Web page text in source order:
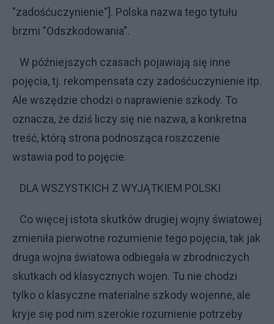
"zadośćuczynienie"]. Polska nazwa tego tytułu
brzmi "Odszkodowania".
W późniejszych czasach pojawiają się inne
pojęcia, tj. rekompensata czy zadośćuczynienie itp.
Ale wszędzie chodzi o naprawienie szkody. To
oznacza, że dziś liczy się nie nazwa, a konkretna
treść, którą strona podnosząca roszczenie
wstawia pod to pojęcie.
DLA WSZYSTKICH Z WYJĄTKIEM POLSKI
Co więcej istota skutków drugiej wojny światowej
zmieniła pierwotne rozumienie tego pojęcia, tak jak
druga wojna światowa odbiegała w zbrodniczych
skutkach od klasycznych wojen. Tu nie chodzi
tylko o klasyczne materialne szkody wojenne, ale
kryje się pod nim szerokie rozumienie potrzeby